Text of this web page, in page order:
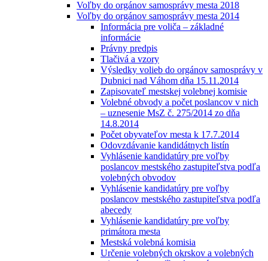
Voľby do orgánov samosprávy mesta 2018
Voľby do orgánov samosprávy mesta 2014
Informácia pre voliča – základné
informácie
Právny predpis
Tlačivá a vzory
Výsledky volieb do orgánov samosprávy v
Dubnici nad Váhom dňa 15.11.2014
Zapisovateľ mestskej volebnej komisie
Volebné obvody a počet poslancov v nich
– uznesenie MsZ č. 275/2014 zo dňa
14.8.2014
Počet obyvateľov mesta k 17.7.2014
Odovzdávanie kandidátnych listín
Vyhlásenie kandidatúry pre voľby
poslancov mestského zastupiteľstva podľa
volebných obvodov
Vyhlásenie kandidatúry pre voľby
poslancov mestského zastupiteľstva podľa
abecedy
Vyhlásenie kandidatúry pre voľby
primátora mesta
Mestská volebná komisia
Určenie volebných okrskov a volebných